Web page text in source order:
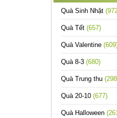
Quà Sinh Nhật
Quà Tết (657)
Quà Valentine
Quà 8-3 (680)
Quà Trung thu
Quà 20-10 (677)
Quà Halloween